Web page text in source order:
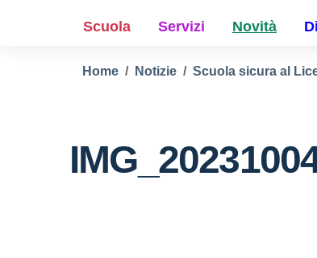
Scuola Servizi Novità
Home Notizie Scuola sicura al